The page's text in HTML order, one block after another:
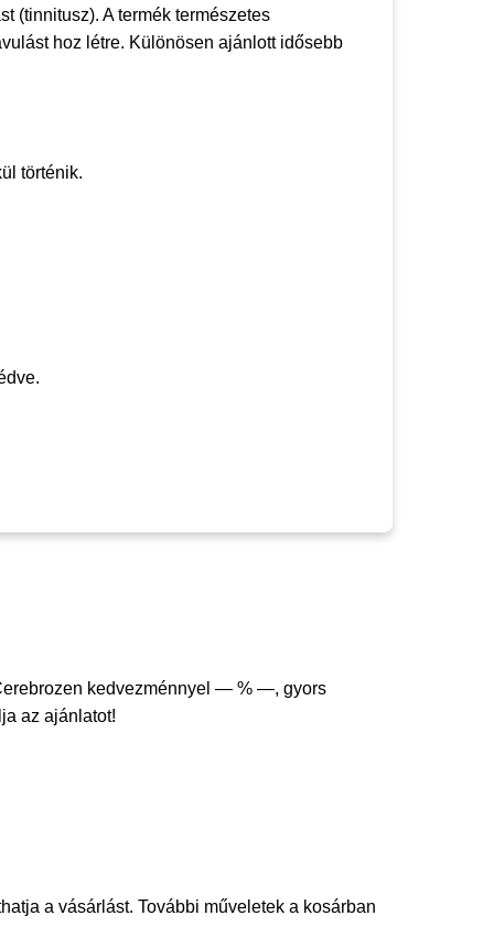
(tinnitusz). A termék természetes
hoz létre. Különösen ajánlott idősebb
történik.
kedvezménnyel — % —, gyors
az ajánlatot!
a vásárlást. További műveletek a kosárban